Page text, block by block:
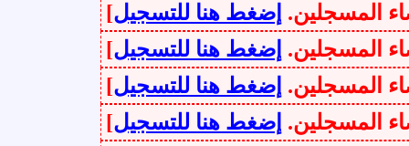
إضغط هنا للتسجيل]
إضغط هنا للتسجيل]
إضغط هنا للتسجيل]
إضغط هنا للتسجيل]